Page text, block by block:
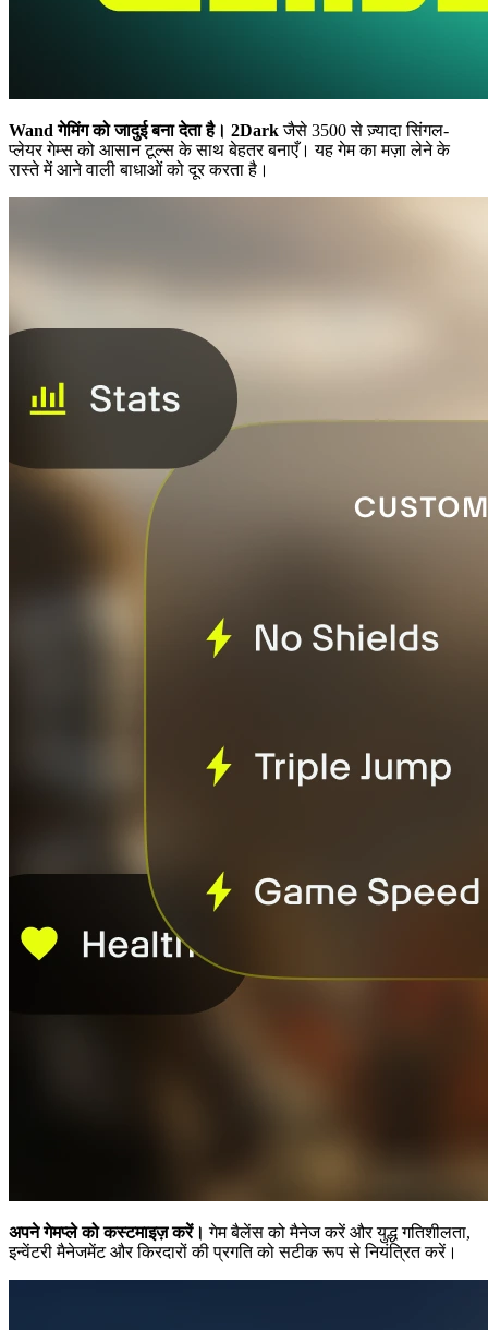
Wand गेमिंग को जादुई बना देता है। 2Darkजैसे 3500 से ज़्यादा सिंगल-
प्लेयर गेम्स को आसान टूल्स के साथ बेहतर बनाएँ। यह गेम का मज़ा लेने के
रास्ते में आने वाली बाधाओं को दूर करता है।
अपने गेमप्ले को कस्टमाइज़ करें। गेम बैलेंस को मैनेज करें और युद्ध गतिशीलता,
इन्वेंटरी मैनेजमेंट और किरदारों की प्रगति को सटीक रूप से नियंत्रित करें।